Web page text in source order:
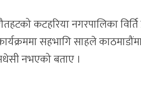
कटहरिया नगरपालिका
सहभागि साहले
नभएको बताए ।